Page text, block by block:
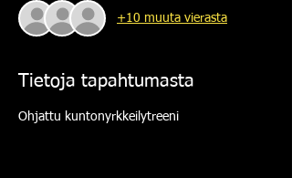
+10 muuta vierasta
Tietoja tapahtumasta
Ohjattu kuntonyrkkeilytreeni